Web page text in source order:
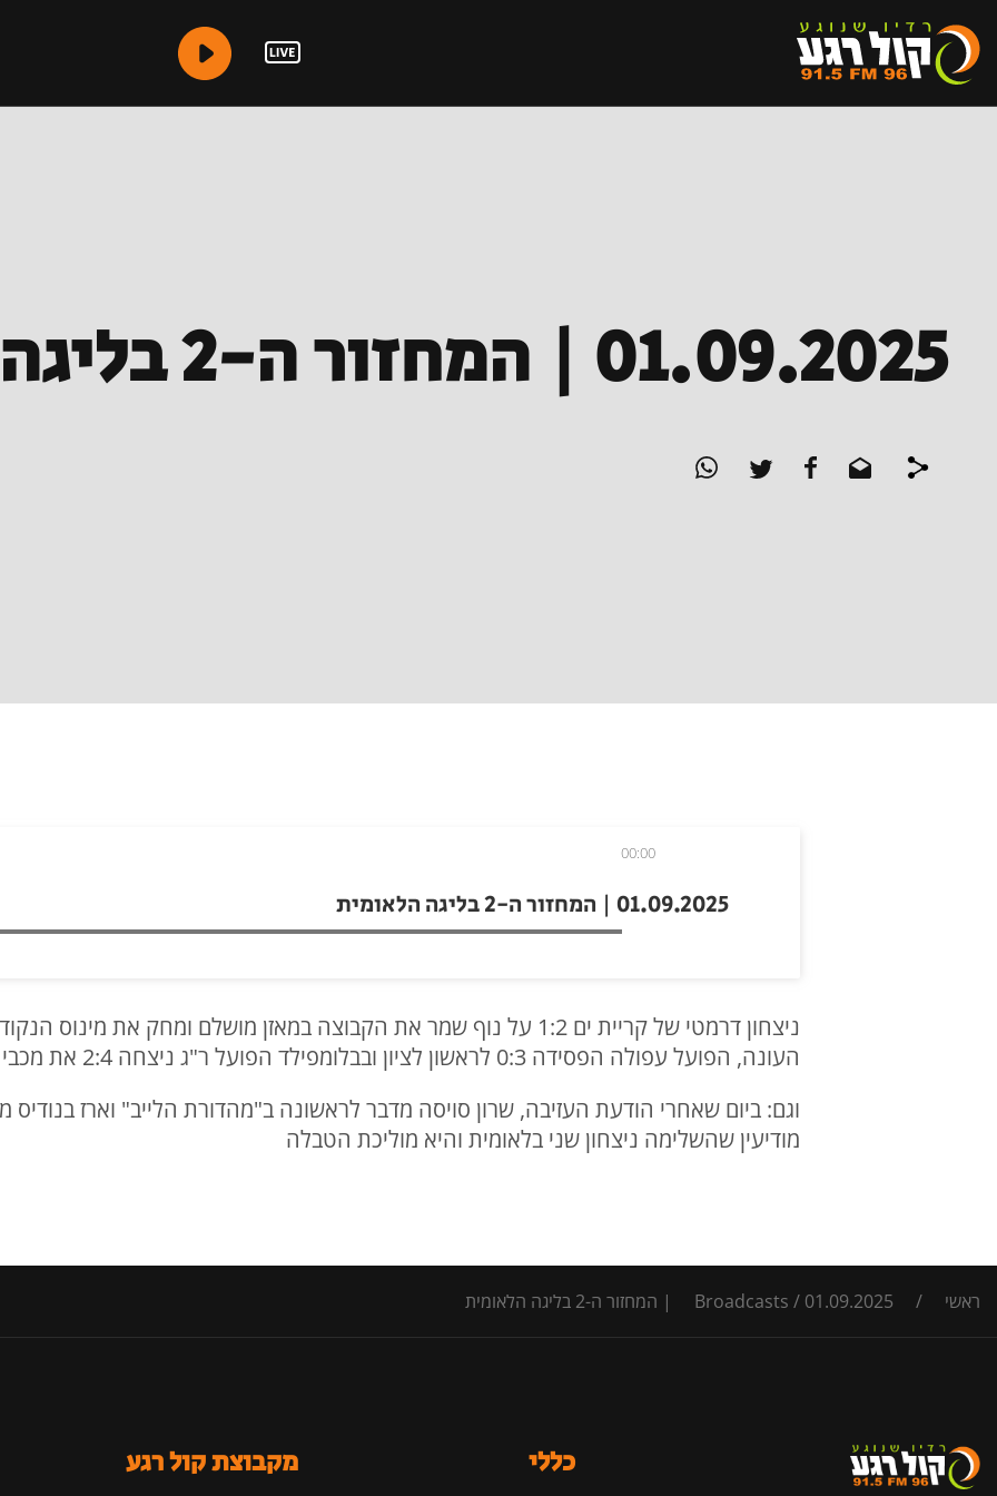
01.09.2025 | המחזור ה-2 בליגה הלאומית
01.09.2025 | המחזור ה-2 בליגה הלאומית
00:00
ניצחון דרמטי של קריית ים 1:2 על נוף שמר את הקבוצה במאזן מושלם ומחק את
העונה, הפועל עפולה הפסידה 0:3 לראשון לציון ובבלומפילד הפועל ר"ג ניצחה 2:4 את מכבי יפו
וגם: ביום שאחרי הודעת העזיבה, שרון סויסה מדבר לראשונה ב"מהדורת הלייב" וארז
מודיעין שהשלימה ניצחון שני בלאומית והיא מוליכת הטבלה
ראשי /
Broadcasts / 01.09.2025 | המחזור ה-2 בליגה הלאומית
כללי מקבוצת קול רגע